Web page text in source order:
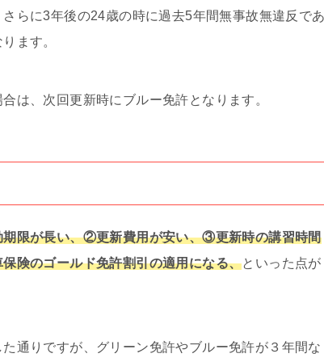
らに3年後の24歳の時に過去5年間無事故無違反で
ます。
は、次回更新時にブルー免許となります。
限が長い、②更新費用が安い、③更新時の講習時間
険のゴールド免許割引の適用になる、といった点が
通りですが、グリーン免許やブルー免許が３年間な